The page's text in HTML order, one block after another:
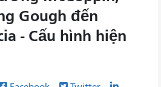
Gough đến
- Cấu hình hiện